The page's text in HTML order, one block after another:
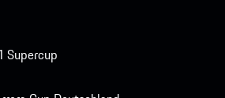
Supercup